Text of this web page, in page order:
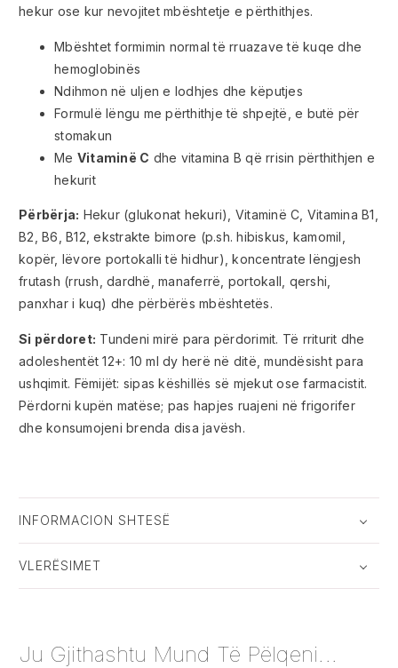
hekur ose kur nevojitet mbështetje e përthithjes.
Mbështet formimin normal të rruazave të kuqe dhe
hemoglobinës
Ndihmon në uljen e lodhjes dhe këputjes
Formulë lëngu me përthithje të shpejtë, e butë për
stomakun
Me Vitaminë C dhe vitamina B që rrisin përthithjen e
hekurit
Përbërja: Hekur (glukonat hekuri), Vitaminë C, Vitamina B1,
B2, B6, B12, ekstrakte bimore (p.sh. hibiskus, kamomil,
kopër, lëvore portokalli të hidhur), koncentrate lëngjesh
frutash (rrush, dardhë, manaferrë, portokall, qershi,
panxhar i kuq) dhe përbërës mbështetës.
Si përdoret: Tundeni mirë para përdorimit. Të rriturit dhe
adoleshentët 12+: 10 ml dy herë në ditë, mundësisht para
ushqimit. Fëmijët: sipas këshillës së mjekut ose farmacistit.
Përdorni kupën matëse; pas hapjes ruajeni në frigorifer
dhe konsumojeni brenda disa javësh.
INFORMACION SHTESË
VLERËSIMET
Ju Gjithashtu Mund Të Pëlqeni...